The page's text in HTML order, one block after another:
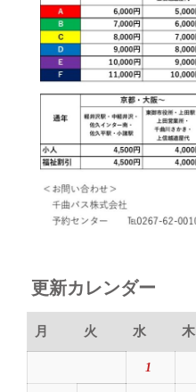
更新カレンダー
月 火 水 木
1